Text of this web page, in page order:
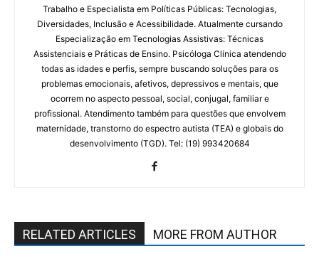
Trabalho e Especialista em Políticas Públicas: Tecnologias,
Diversidades, Inclusão e Acessibilidade. Atualmente cursando
Especialização em Tecnologias Assistivas: Técnicas
Assistenciais e Práticas de Ensino. Psicóloga Clínica atendendo
todas as idades e perfis, sempre buscando soluções para os
problemas emocionais, afetivos, depressivos e mentais, que
ocorrem no aspecto pessoal, social, conjugal, familiar e
profissional. Atendimento também para questões que envolvem
maternidade, transtorno do espectro autista (TEA) e globais do
desenvolvimento (TGD). Tel: (19) 993420684
RELATED ARTICLES MORE FROM AUTHOR